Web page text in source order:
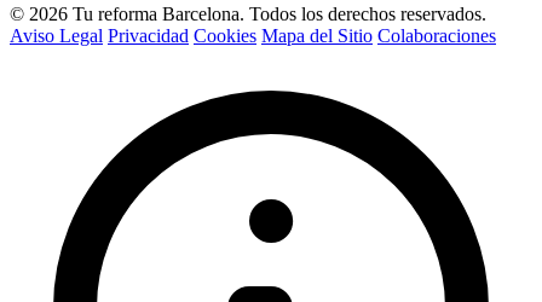
© 2026 Tu reforma Barcelona. Todos los derechos reservados.
Aviso Legal Privacidad Cookies Mapa del Sitio Colaboraciones